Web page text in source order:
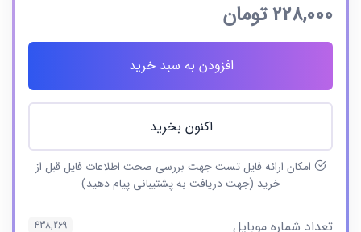
228,000تومان
افزودن به سبد خرید
اکنون بخرید
امکان ارائه فایل تست جهت بررسی صحت اطلاعات فایل قبل از
خرید (جهت دریافت به پشتیبانی پیام دهید)
تعداد شماره موبایل 438,269